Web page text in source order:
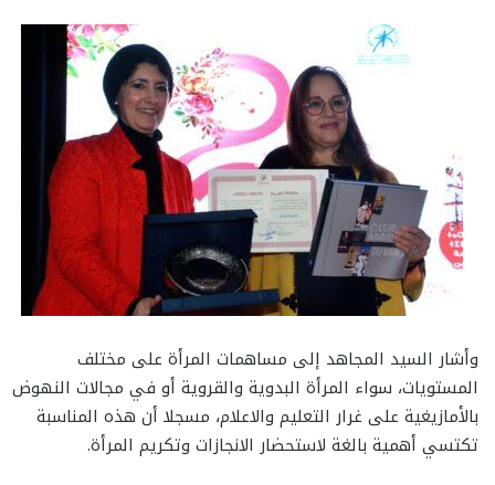
وأشار السيد المجاهد إلى مساهمات المرأة على مختلف
المستويات، سواء المرأة البدوية والقروية أو في مجالات النهوض
بالأمازيغية على غرار التعليم والاعلام، مسجلا أن هذه المناسبة
تكتسي أهمية بالغة لاستحضار الانجازات وتكريم المرأة.